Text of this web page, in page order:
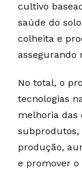
cultivo
saúde do
colheita e
assegurando
No total, o
tecnologias
melhoria das
subprodutos,
produção,
e promover